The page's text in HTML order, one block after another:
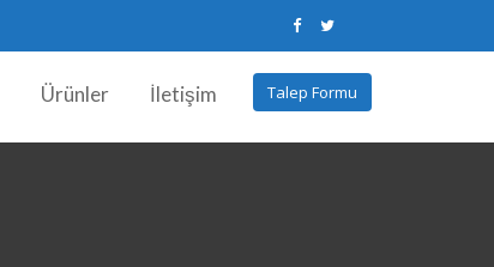
Talep Formu
Ürünler İletişim